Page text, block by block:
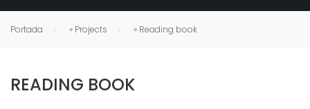
Portada » Projects » Reading book
READING BOOK